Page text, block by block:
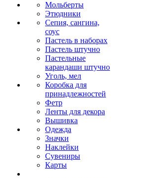
Мольберты
Этюдники
Сепия, сангина,
соус
Пастель в наборах
Пастель штучно
Пастельные
карандаши штучно
Уголь, мел
Коробка для
принадлежностей
Фетр
Ленты для декора
Вышивка
Одежда
Значки
Наклейки
Сувениры
Карты